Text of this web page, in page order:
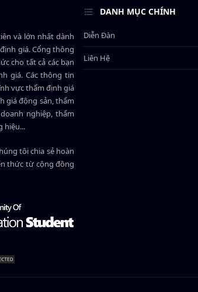
và lớn nhất dành
giá. Cổng thông
cho tất cả các bạn
giá. Các thông tin
vực thẩm định giá
giá động sản, thẩm
nghiệp, thẩm
hiệu...
tôi chia sẻ hoàn
thức từ cộng đồng
DANH MỤC CHÍNH
Diễn Đàn
Liên Hệ